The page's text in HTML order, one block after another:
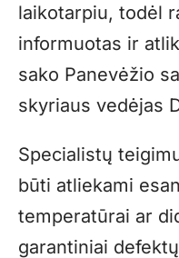
laikotarpiu, todėl
informuotas ir
sako Panevėžio
skyriaus vedėjas
Specialistų
būti atliekami
temperatūrai ar
garantiniai